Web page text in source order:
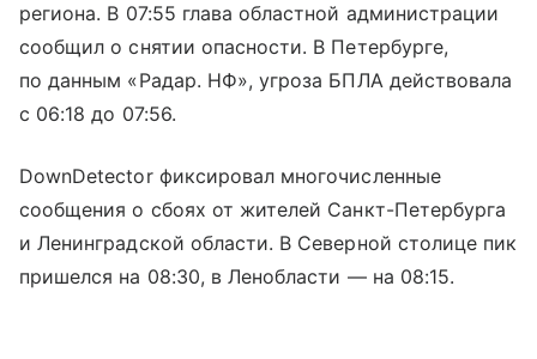
региона. В 07:55 глава областной администрации
сообщил о снятии опасности. В Петербурге,
по данным «Радар. НФ», угроза БПЛА действовала
с 06:18 до 07:56.
DownDetector фиксировал многочисленные
сообщения о сбоях от жителей Санкт-Петербурга
и Ленинградской области. В Северной столице пик
пришелся на 08:30, в Ленобласти — на 08:15.